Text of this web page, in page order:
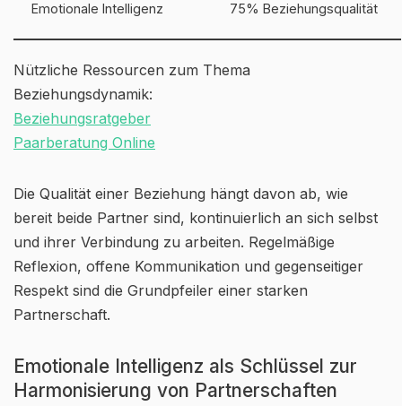
Emotionale Intelligenz 75% Beziehungsqualität
Nützliche Ressourcen zum Thema
Beziehungsdynamik:
Beziehungsratgeber
Paarberatung Online
Die Qualität einer Beziehung hängt davon ab, wie
bereit beide Partner sind, kontinuierlich an sich selbst
und ihrer Verbindung zu arbeiten. Regelmäßige
Reflexion, offene Kommunikation und gegenseitiger
Respekt sind die Grundpfeiler einer starken
Partnerschaft.
Emotionale Intelligenz als Schlüssel zur
Harmonisierung von Partnerschaften